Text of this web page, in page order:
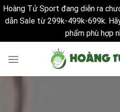
Hoàng Tử Sport đang diễn ra
dẫn Sale từ 299k-499k-699k.
phẩm phù hợp